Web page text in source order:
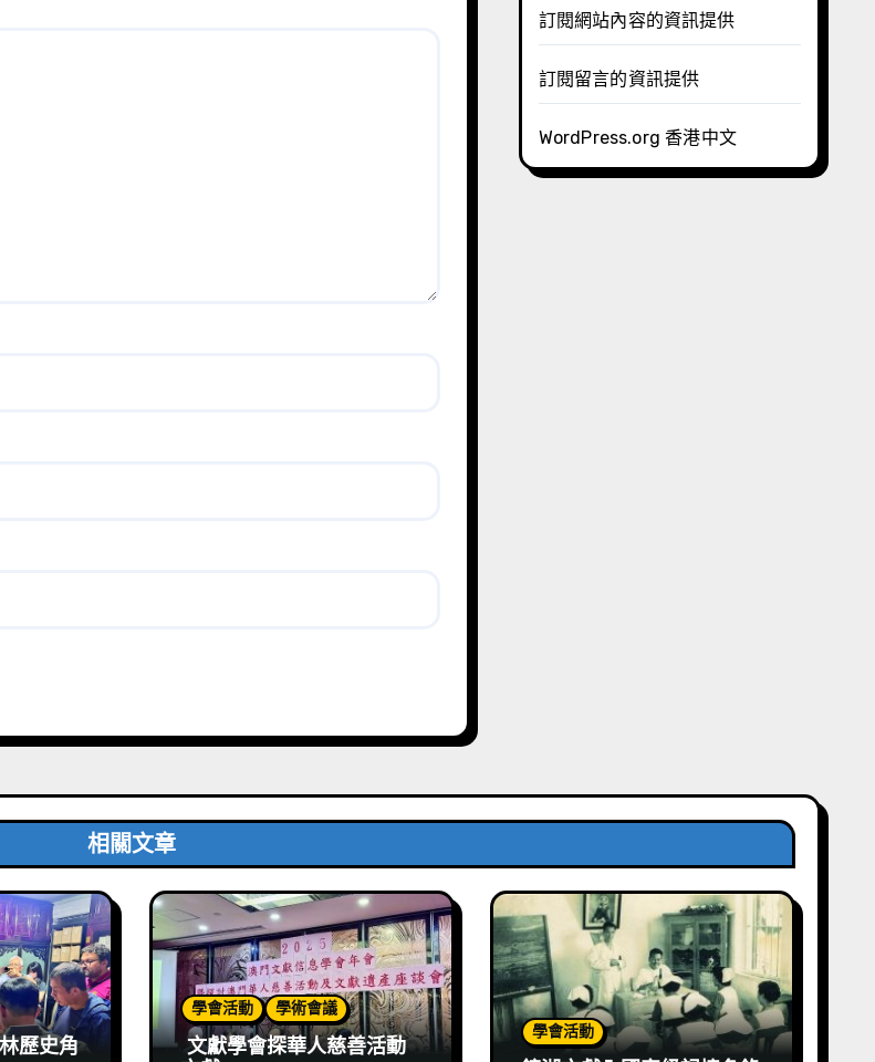
訂閱網站內容的資訊提供
訂閱留言的資訊提供
WordPress.org 香港中文
相關文章
歷史角
學會活動 學術會議
文獻學會探華人慈善活動
學會活動